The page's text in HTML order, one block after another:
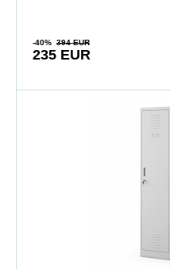
-40% 394 EUR
235 EUR